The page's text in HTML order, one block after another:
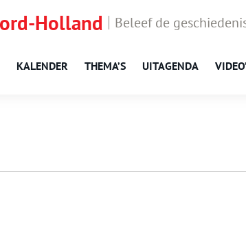
Holland Beleef de
KALENDER THEMA’S UITAGENDA